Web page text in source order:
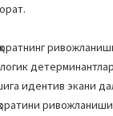
идентив экани